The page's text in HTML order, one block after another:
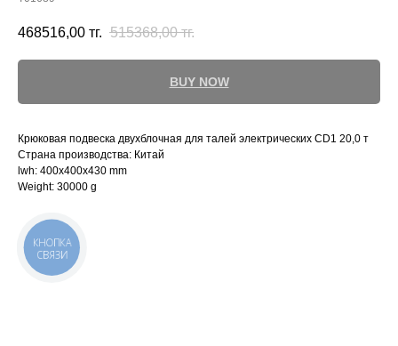
468516,00 тг. 515368,00 тг.
BUY NOW
Крюковая подвеска двухблочная для талей электрических CD1 20,0 т
Страна производства: Китай
lwh: 400x400x430 mm
Weight: 30000 g
КНОПКА
СВЯЗИ